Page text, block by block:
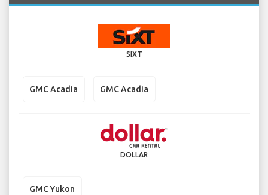
SIXT
GMC Acadia GMC Acadia
DOLLAR
GMC Yukon